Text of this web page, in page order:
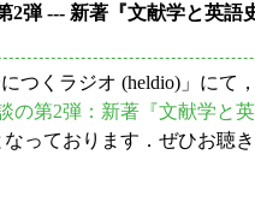
2弾 --- 新著『文献学と英
つくラジオ (heldio)」にて
の第2弾：新著『文献学と
っております．ぜひお聴き